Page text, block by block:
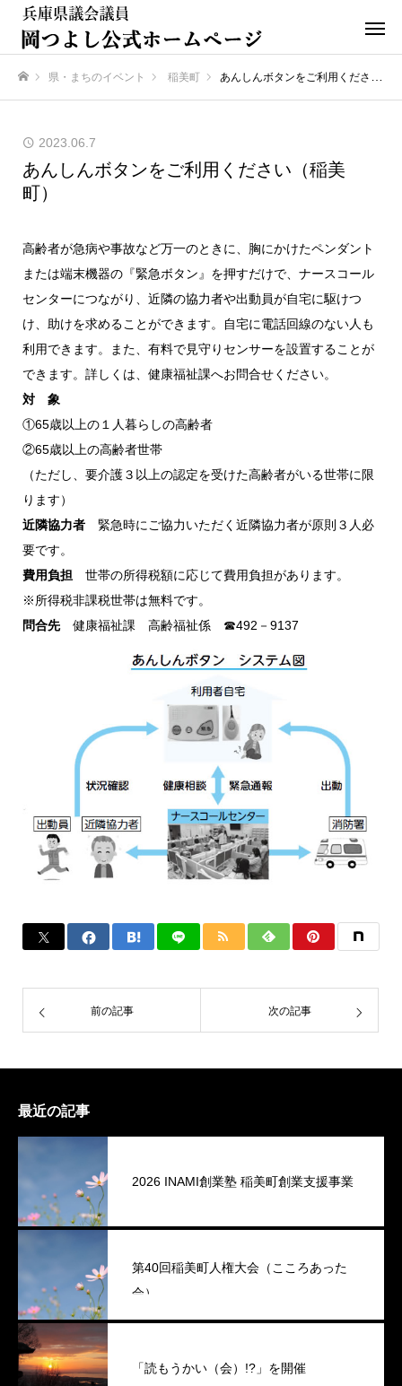
県・まちのイベント 稲美町 あんしんボタンをご利用ください（稲美町）
2023.06.7
あんしんボタンをご利用ください（稲美
町）
高齢者が急病や事故など万一のときに、胸にかけたペンダント
または端末機器の『緊急ボタン』を押すだけで、ナースコール
センターにつながり、近隣の協力者や出動員が自宅に駆けつ
け、助けを求めることができます。自宅に電話回線のない人も
利用できます。また、有料で見守りセンサーを設置することが
できます。詳しくは、健康福祉課へお問合せください。
対 象
①65歳以上の１人暮らしの高齢者
②65歳以上の高齢者世帯
（ただし、要介護３以上の認定を受けた高齢者がいる世帯に限
ります）
近隣協力者 緊急時にご協力いただく近隣協力者が原則３人必
要です。
費用負担 世帯の所得税額に応じて費用負担があります。
※所得税非課税世帯は無料です。
問合先健康福祉課 高齢福祉係 ☎492－9137
前の記事 次の記事
最近の記事
2026 INAMI創業塾 稲美町創業支援事業
第40回稲美町人権大会（こころあった
会）
「読もうかい（会）!?」を開催